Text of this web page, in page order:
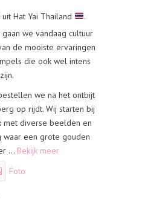
Hat Yai Thailand
.
we vandaag cultuur
de mooiste ervaringen
die ook wel intens
zijn.
we na het ontbijt
op rijdt. Wij starten bij
met diverse beelden en
een grote gouden
... Bekijk meer
Foto